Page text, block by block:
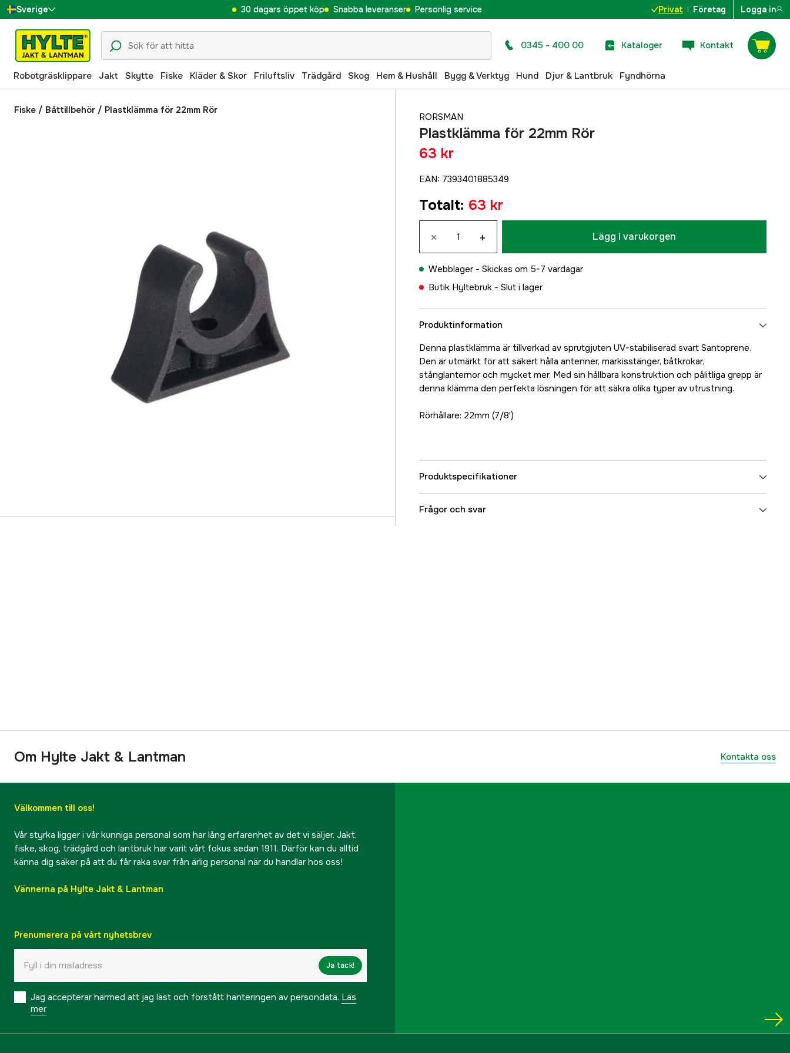
Sverige
Danmark
Suomi
Norge
Deutschland
30 dagars öppet köp Snabba leveranser Personlig service Privat Företag Logga in
0345 - 400 00 Kataloger Kontakt
Robotgräsklippare Jakt Skytte Fiske Kläder & Skor Friluftsliv Trädgård Skog Hem & Hushåll Bygg & Verktyg Hund Djur & Lantbruk Fyndhörna
Fiske / Båttillbehör / Plastklämma för 22mm Rör
RORSMAN
Plastklämma för 22mm Rör
63 kr
EAN: 7393401885349
Totalt: 63 kr
× + Lägg i varukorgen
Webblager - Skickas om 5-7 vardagar
Butik Hyltebruk - Slut i lager
Produktinformation
Denna plastklämma är tillverkad av sprutgjuten UV-stabiliserad svart Santoprene.
Den är utmärkt för att säkert hålla antenner, markisstänger, båtkrokar,
stånglanternor och mycket mer. Med sin hållbara konstruktion och pålitliga grepp är
denna klämma den perfekta lösningen för att säkra olika typer av utrustning.
Rörhållare: 22mm (7/8')
Produktspecifikationer
Referensnummer
Frågor och svar
Om Hylte Jakt & Lantman Kontakta oss
Välkommen till oss!
Vår styrka ligger i vår kunniga personal som har lång erfarenhet av det vi säljer. Jakt,
fiske, skog, trädgård och lantbruk har varit vårt fokus sedan 1911. Därför kan du alltid
känna dig säker på att du får raka svar från ärlig personal när du handlar hos oss!
Vännerna på Hylte Jakt & Lantman
Prenumerera på vårt nyhetsbrev
Ja tack!
Jag accepterar härmed att jag läst och förstått hanteringen av persondata. Läs
mer